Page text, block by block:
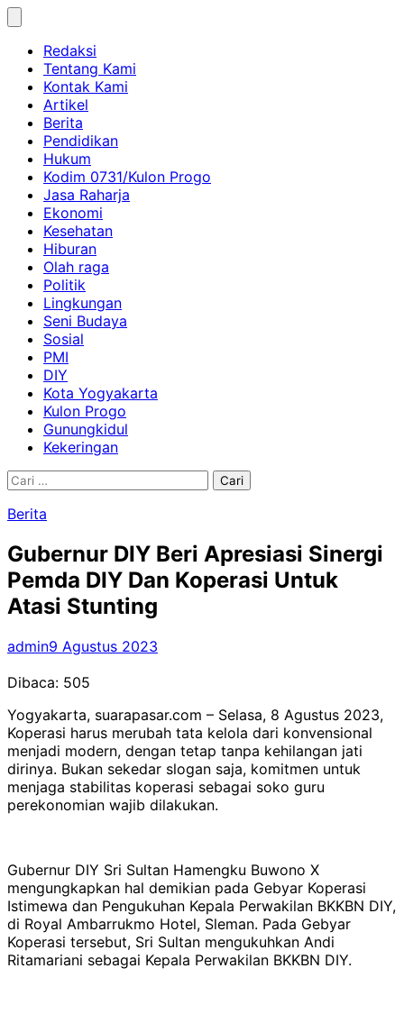
Skip
contentRedaksi
Tentang Kami
Kontak Kami
Artikel
Berita
Pendidikan
Hukum
Kodim 0731/Kulon Progo
Jasa Raharja
Ekonomi
Kesehatan
Hiburan
Olah raga
Politik
Lingkungan
Seni Budaya
Sosial
PMI
DIY
Kota Yogyakarta
Kulon Progo
Gunungkidul
Kekeringan
Cari
Berita
Gubernur DIY Beri Apresiasi Sinergi
Pemda DIY Dan Koperasi Untuk
Atasi Stunting
admin9 Agustus 2023
Dibaca: 505
Yogyakarta, suarapasar.com – Selasa, 8 Agustus 2023,
Koperasi harus merubah tata kelola dari konvensional
menjadi modern, dengan tetap tanpa kehilangan jati
dirinya. Bukan sekedar slogan saja, komitmen untuk
menjaga stabilitas koperasi sebagai soko guru
perekonomian wajib dilakukan.
Gubernur DIY Sri Sultan Hamengku Buwono X
mengungkapkan hal demikian pada Gebyar Koperasi
Istimewa dan Pengukuhan Kepala Perwakilan BKKBN DIY,
di Royal Ambarrukmo Hotel, Sleman. Pada Gebyar
Koperasi tersebut, Sri Sultan mengukuhkan Andi
Ritamariani sebagai Kepala Perwakilan BKKBN DIY.